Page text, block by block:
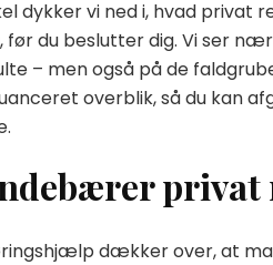
dykker vi ned i, hvad
før du beslutter dig. Vi ser
– men også på de
overblik, så du kan
dækker over, at